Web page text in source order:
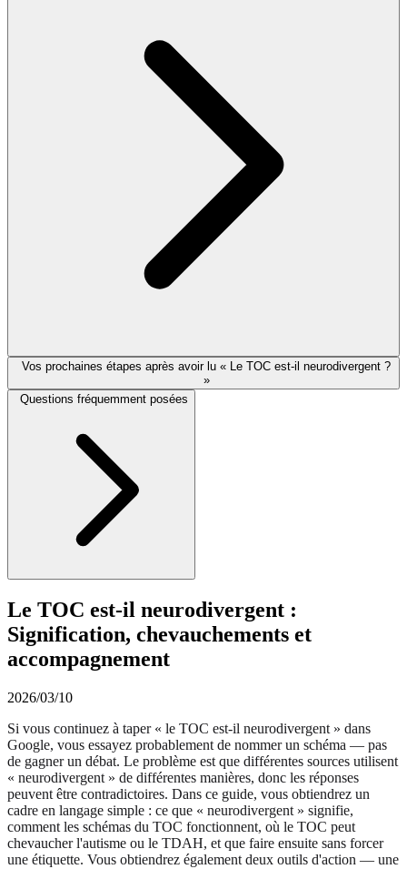
Vos prochaines étapes après avoir lu « Le TOC est-il neurodivergent ?
»
Questions fréquemment posées
Le TOC est-il neurodivergent :
Signification, chevauchements et
accompagnement
2026/03/10
Si vous continuez à taper « le TOC est-il neurodivergent » dans
Google, vous essayez probablement de nommer un schéma — pas
de gagner un débat. Le problème est que différentes sources utilisent
« neurodivergent » de différentes manières, donc les réponses
peuvent être contradictoires. Dans ce guide, vous obtiendrez un
cadre en langage simple : ce que « neurodivergent » signifie,
comment les schémas du TOC fonctionnent, où le TOC peut
chevaucher l'autisme ou le TDAH, et que faire ensuite sans forcer
une étiquette. Vous obtiendrez également deux outils d'action — une